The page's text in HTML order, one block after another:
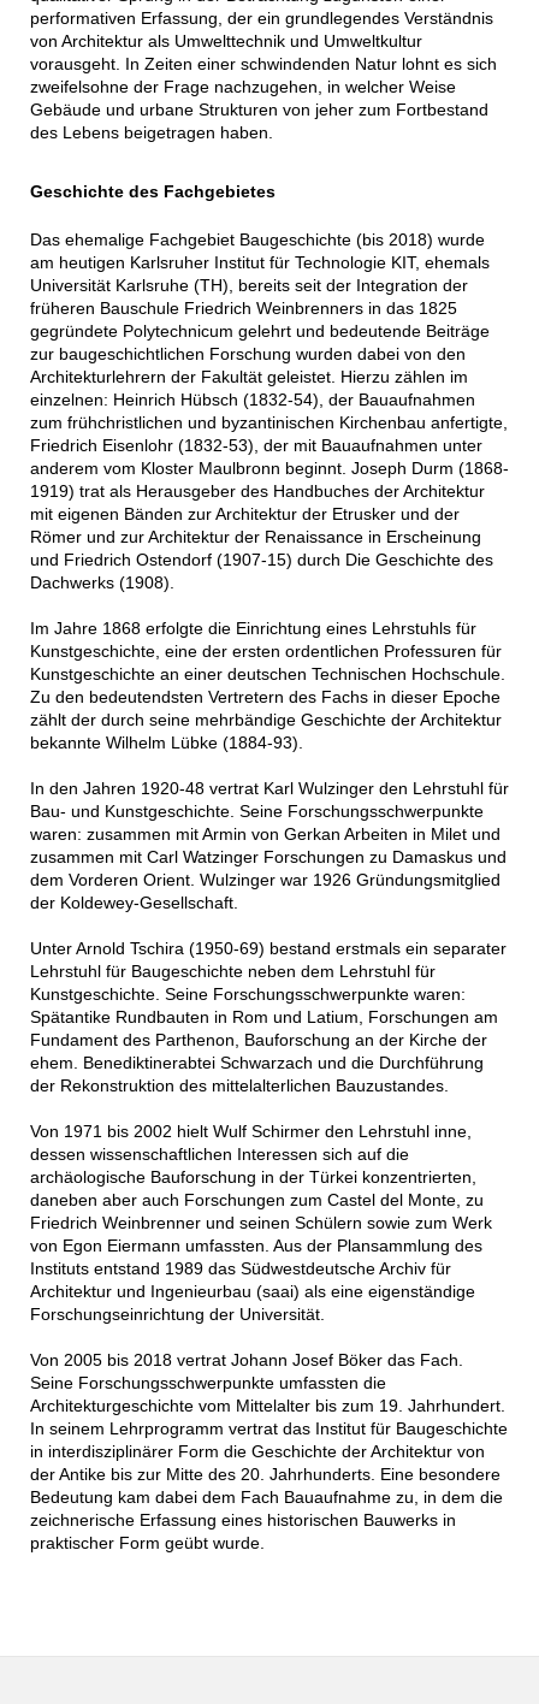
performativen Erfassung, der ein grundlegendes Verständnis
von Architektur als Umwelttechnik und Umweltkultur
vorausgeht. In Zeiten einer schwindenden Natur lohnt es sich
zweifelsohne der Frage nachzugehen, in welcher Weise
Gebäude und urbane Strukturen von jeher zum Fortbestand
des Lebens beigetragen haben.
Geschichte des Fachgebietes
Das ehemalige Fachgebiet Baugeschichte (bis 2018) wurde
am heutigen Karlsruher Institut für Technologie KIT, ehemals
Universität Karlsruhe (TH), bereits seit der Integration der
früheren Bauschule Friedrich Weinbrenners in das 1825
gegründete Polytechnicum gelehrt und bedeutende Beiträge
zur baugeschichtlichen Forschung wurden dabei von den
Architekturlehrern der Fakultät geleistet. Hierzu zählen im
einzelnen: Heinrich Hübsch (1832-54), der Bauaufnahmen
zum frühchristlichen und byzantinischen Kirchenbau anfertigte,
Friedrich Eisenlohr (1832-53), der mit Bauaufnahmen unter
anderem vom Kloster Maulbronn beginnt. Joseph Durm (1868-
1919) trat als Herausgeber des Handbuches der Architektur
mit eigenen Bänden zur Architektur der Etrusker und der
Römer und zur Architektur der Renaissance in Erscheinung
und Friedrich Ostendorf (1907-15) durch Die Geschichte des
Dachwerks (1908).
Im Jahre 1868 erfolgte die Einrichtung eines Lehrstuhls für
Kunstgeschichte, eine der ersten ordentlichen Professuren für
Kunstgeschichte an einer deutschen Technischen Hochschule.
Zu den bedeutendsten Vertretern des Fachs in dieser Epoche
zählt der durch seine mehrbändige Geschichte der Architektur
bekannte Wilhelm Lübke (1884-93).
In den Jahren 1920-48 vertrat Karl Wulzinger den Lehrstuhl für
Bau- und Kunstgeschichte. Seine Forschungsschwerpunkte
waren: zusammen mit Armin von Gerkan Arbeiten in Milet und
zusammen mit Carl Watzinger Forschungen zu Damaskus und
dem Vorderen Orient. Wulzinger war 1926 Gründungsmitglied
der Koldewey-Gesellschaft.
Unter Arnold Tschira (1950-69) bestand erstmals ein separater
Lehrstuhl für Baugeschichte neben dem Lehrstuhl für
Kunstgeschichte. Seine Forschungsschwerpunkte waren:
Spätantike Rundbauten in Rom und Latium, Forschungen am
Fundament des Parthenon, Bauforschung an der Kirche der
ehem. Benediktinerabtei Schwarzach und die Durchführung
der Rekonstruktion des mittelalterlichen Bauzustandes.
Von 1971 bis 2002 hielt Wulf Schirmer den Lehrstuhl inne,
dessen wissenschaftlichen Interessen sich auf die
archäologische Bauforschung in der Türkei konzentrierten,
daneben aber auch Forschungen zum Castel del Monte, zu
Friedrich Weinbrenner und seinen Schülern sowie zum Werk
von Egon Eiermann umfassten. Aus der Plansammlung des
Instituts entstand 1989 das Südwestdeutsche Archiv für
Architektur und Ingenieurbau (saai) als eine eigenständige
Forschungseinrichtung der Universität.
Von 2005 bis 2018 vertrat Johann Josef Böker das Fach.
Seine Forschungsschwerpunkte umfassten die
Architekturgeschichte vom Mittelalter bis zum 19. Jahrhundert.
In seinem Lehrprogramm vertrat das Institut für Baugeschichte
in interdisziplinärer Form die Geschichte der Architektur von
der Antike bis zur Mitte des 20. Jahrhunderts. Eine besondere
Bedeutung kam dabei dem Fach Bauaufnahme zu, in dem die
zeichnerische Erfassung eines historischen Bauwerks in
praktischer Form geübt wurde.